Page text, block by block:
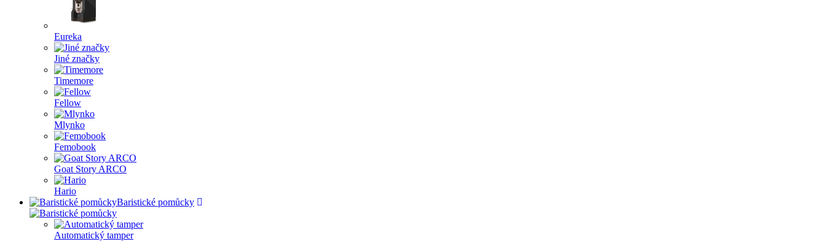
Eureka
Jiné značky
Timemore
Fellow
Mlynko
Femobook
Goat Story ARCO
Hario
Baristické pomůcky
Automatický tamper